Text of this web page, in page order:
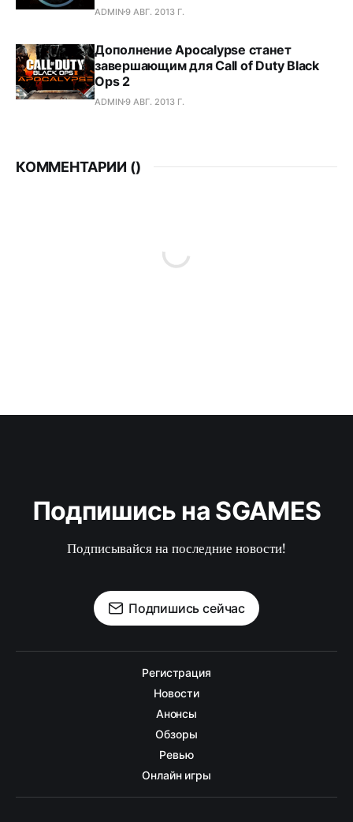
ADMIN9 АВГ. 2013 Г.
Дополнение Apocalypse станет
завершающим для Call of Duty Black
Ops 2
ADMIN9 АВГ. 2013 Г.
КОММЕНТАРИИ ()
Подпишись на SGAMES
Подписывайся на последние новости!
Подпишись сейчас
Регистрация
Новости
Анонсы
Обзоры
Ревью
Онлайн игры